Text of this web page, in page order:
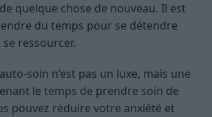
quelque chose de nouveau. Il est
du temps pour se détendre
ressourcer.
soin n’est pas un luxe, mais une
le temps de prendre soin de
pouvez réduire votre anxiété et